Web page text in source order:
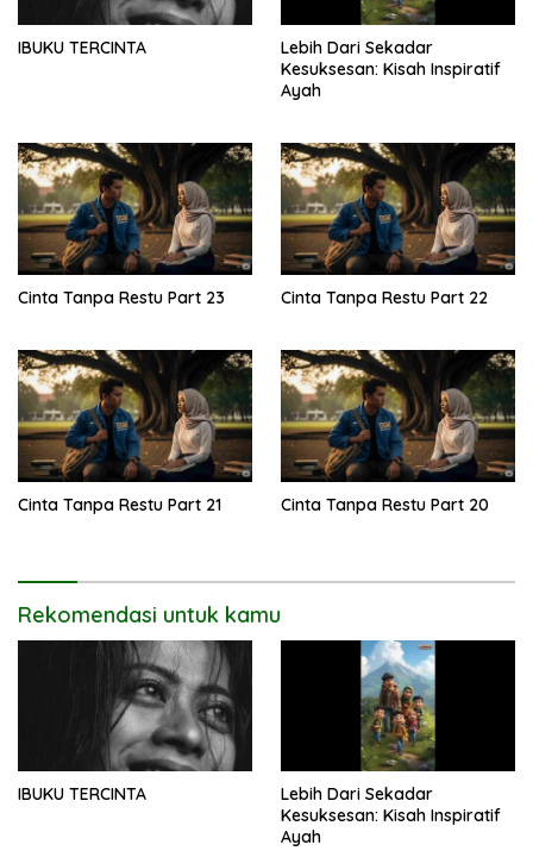
IBUKU TERCINTA
Lebih Dari Sekadar
Kesuksesan: Kisah Inspiratif
Ayah
Cinta Tanpa Restu Part 23 Cinta Tanpa Restu Part 22
Cinta Tanpa Restu Part 21 Cinta Tanpa Restu Part 20
Rekomendasi untuk kamu
IBUKU TERCINTA
Lebih Dari Sekadar
Kesuksesan: Kisah Inspiratif
Ayah